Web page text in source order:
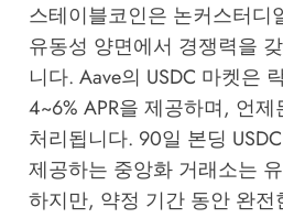
스테이블코인은 논커스터디
유동성 양면에서 경쟁력을
니다. Aave의 USDC 마켓은
4~6% APR을 제공하며, 언
처리됩니다. 90일 본딩
제공하는 중앙화 거래소는
하지만, 약정 기간 동안 완